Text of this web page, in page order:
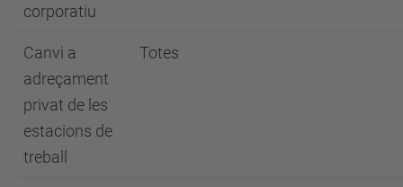
corporatiu
Canvi a
adreçament
privat de les
estacions de
treball
Totes